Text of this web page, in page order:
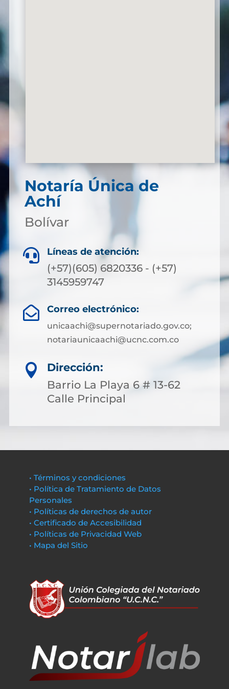
Notaría Única de
Achí
Bolívar
 Líneas de atención:
(+57)(605) 6820336 - (+57)
3145959747
 Correo electrónico:
unicaachi@supernotariado.gov.co;
notariaunicaachi@ucnc.com.co

Dirección:
Barrio La Playa 6 # 13-62
Calle Principal
• Términos y condiciones
• Política de Tratamiento de Datos
Personales
• Políticas de derechos de autor
• Certificado de Accesibilidad
• Políticas de Privacidad Web
• Mapa del Sitio